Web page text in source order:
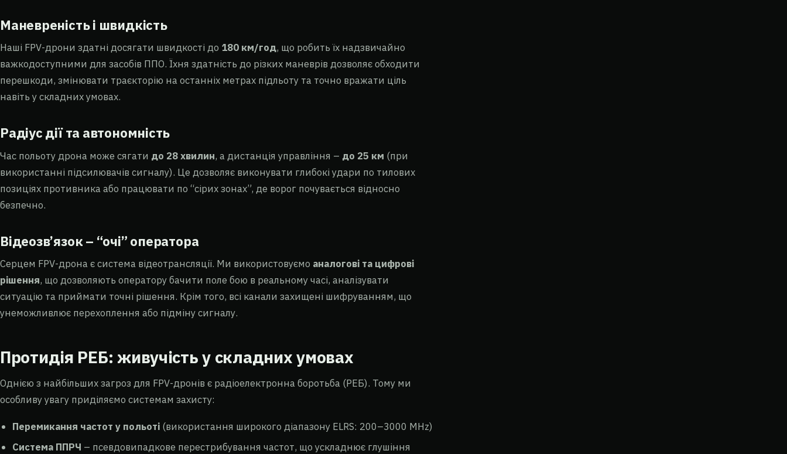
Маневреність і швидкість
Наші FPV-дрони здатні досягати швидкості до 180 км/год, що робить їх надзвичайно
важкодоступними для засобів ППО. Їхня здатність до різких маневрів дозволяє обходити
перешкоди, змінювати траєкторію на останніх метрах підльоту та точно вражати ціль
навіть у складних умовах.
Радіус дії та автономність
Час польоту дрона може сягати до 28 хвилин, а дистанція управління – до 25 км (при
використанні підсилювачів сигналу). Це дозволяє виконувати глибокі удари по тилових
позиціях противника або працювати по “сірих зонах”, де ворог почувається відносно
безпечно.
Відеозв’язок – “очі” оператора
Серцем FPV-дрона є система відеотрансляції. Ми використовуємо аналогові та цифрові
рішення, що дозволяють оператору бачити поле бою в реальному часі, аналізувати
ситуацію та приймати точні рішення. Крім того, всі канали захищені шифруванням, що
унеможливлює перехоплення або підміну сигналу.
Протидія РЕБ: живучість у складних умовах
Однією з найбільших загроз для FPV-дронів є радіоелектронна боротьба (РЕБ). Тому ми
особливу увагу приділяємо системам захисту:
Перемикання частот у польоті (використання широкого діапазону ELRS: 200–3000 MHz)
Система ППРЧ – псевдовипадкове перестрибування частот, що ускладнює глушіння